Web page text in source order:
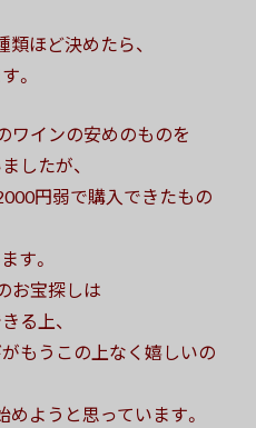
ほど決めたら、
。
ワインの安めのものを
したが、
円弱で購入できたもの
す。
お宝探しは
る上、
もうこの上なく嬉しいの
ようと思っています。